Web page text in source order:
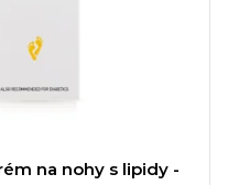
na nohy s lipidy -